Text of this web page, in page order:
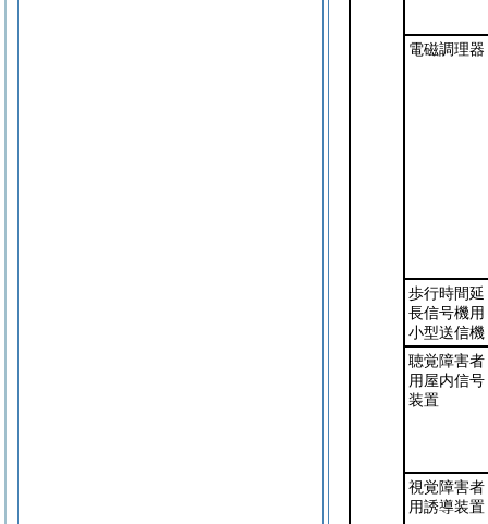
電磁調理器
歩行時間延
長信号機用
小型送信機
聴覚障害者
用屋内信号
装置
視覚障害者
用誘導装置